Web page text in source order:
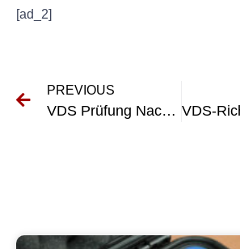
[ad_2]
PREVIOUS
VDS Prüfung Nach Klausel 3602 verstehen: Was Sie wissen müssen